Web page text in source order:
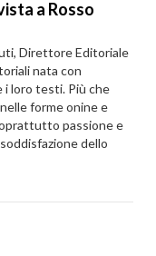
a Rosso
Direttore Editoriale
nata con
i loro testi. Più che
forme onine e
passione e
dello